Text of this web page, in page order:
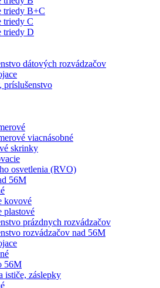
triedy B+C
triedy C
triedy D
dátových rozvádzačov
príslušenstvo
viacnásobné
skrinky
osvetlenia (RVO)
56M
kovové
plastové
prázdnych rozvádzačov
rozvádzačov nad 56M
56M
ističe, záslepky